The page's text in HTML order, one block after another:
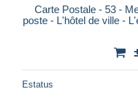
iDeal
Maestro
Carte Postale - 53 -
poste - L'hôtel de ville -
Estatus